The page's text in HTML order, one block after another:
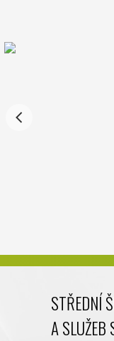
STŘEDNÍ
A SLUŽEB